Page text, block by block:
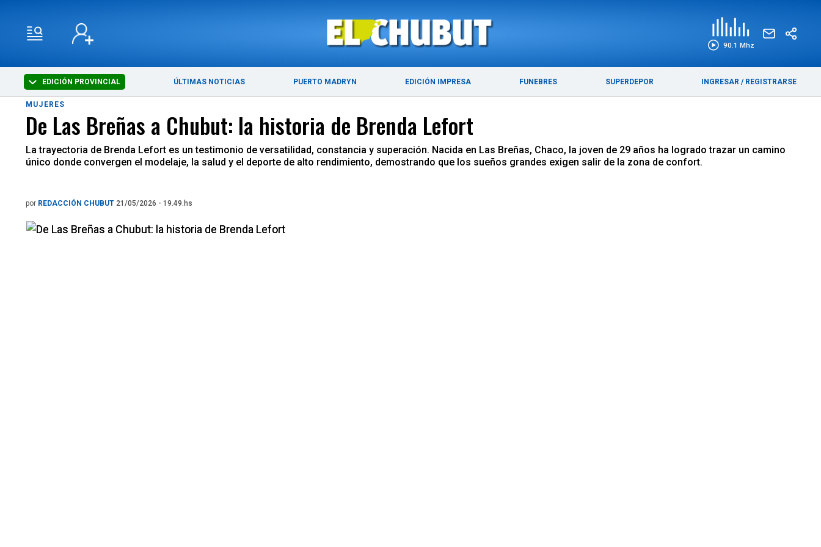
90.1 Mhz
EDICIÓN PROVINCIAL ÚLTIMAS NOTICIAS PUERTO MADRYN EDICIÓN IMPRESA FUNEBRES SUPERDEPOR INGRESAR / REGISTRARSE
ÚLTIMAS NOTICIAS PUERTO MADRYN
MUJERES
De Las Breñas a Chubut: la historia de Brenda Lefort
La trayectoria de Brenda Lefort es un testimonio de versatilidad, constancia y superación. Nacida en Las Breñas, Chaco, la joven de 29 años ha logrado trazar un camino
único donde convergen el modelaje, la salud y el deporte de alto rendimiento, demostrando que los sueños grandes exigen salir de la zona de confort.
por REDACCIÓN CHUBUT 21/05/2026 - 19.49.hs